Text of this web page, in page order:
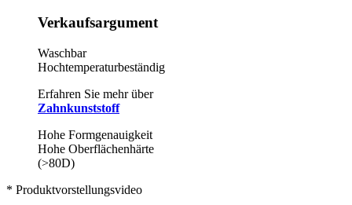
Verkaufsargument
Waschbar
Hochtemperaturbeständig
Erfahren Sie mehr über
Zahnkunststoff
Hohe Formgenauigkeit
Hohe Oberflächenhärte
(>80D)
* Produktvorstellungsvideo